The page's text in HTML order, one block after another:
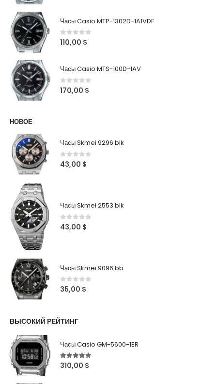
Часы Casio MTP-1302D-1A1VDF
0out of 5
110,00 $
Часы Casio MTS-100D-1AV
0out of 5
170,00 $
НОВОЕ
Часы Skmei 9296 blk
0 out of 5
43,00 $
Часы Skmei 2553 blk
0 out of 5
43,00 $
Часы Skmei 9096 bb
0out of 5
35,00 $
ВЫСОКИЙ РЕЙТИНГ
Часы Casio GM-5600-1ER
5out of 5
310,00 $